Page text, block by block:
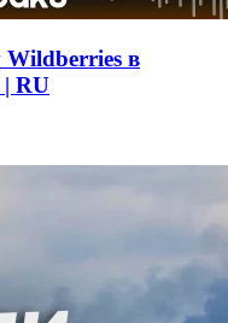
Wildberries в
RU